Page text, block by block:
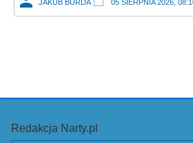
JAKUB BURDA 05 SIERPNIA 2026,
Redakcja Narty.pl